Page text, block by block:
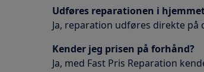
Udføres reparationen i
Ja, reparation udføres direkte på
Kender jeg prisen på forhånd?
Ja, med Fast Pris Reparation